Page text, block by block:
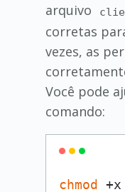
arquivo
corretas
vezes, as
Você pode
comando:
chmod